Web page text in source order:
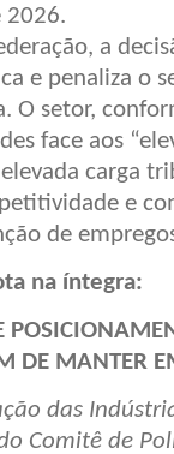
2026.
a
e penaliza o
O setor,
face aos
elevada carga
e
de
na íntegra:
DE MANTER
das
Comitê de